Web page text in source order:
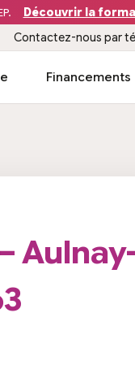
Découvrir la
Contactez-nous par
Financements